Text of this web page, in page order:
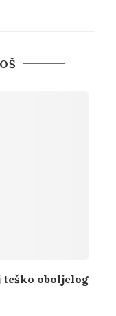
teško oboljelog